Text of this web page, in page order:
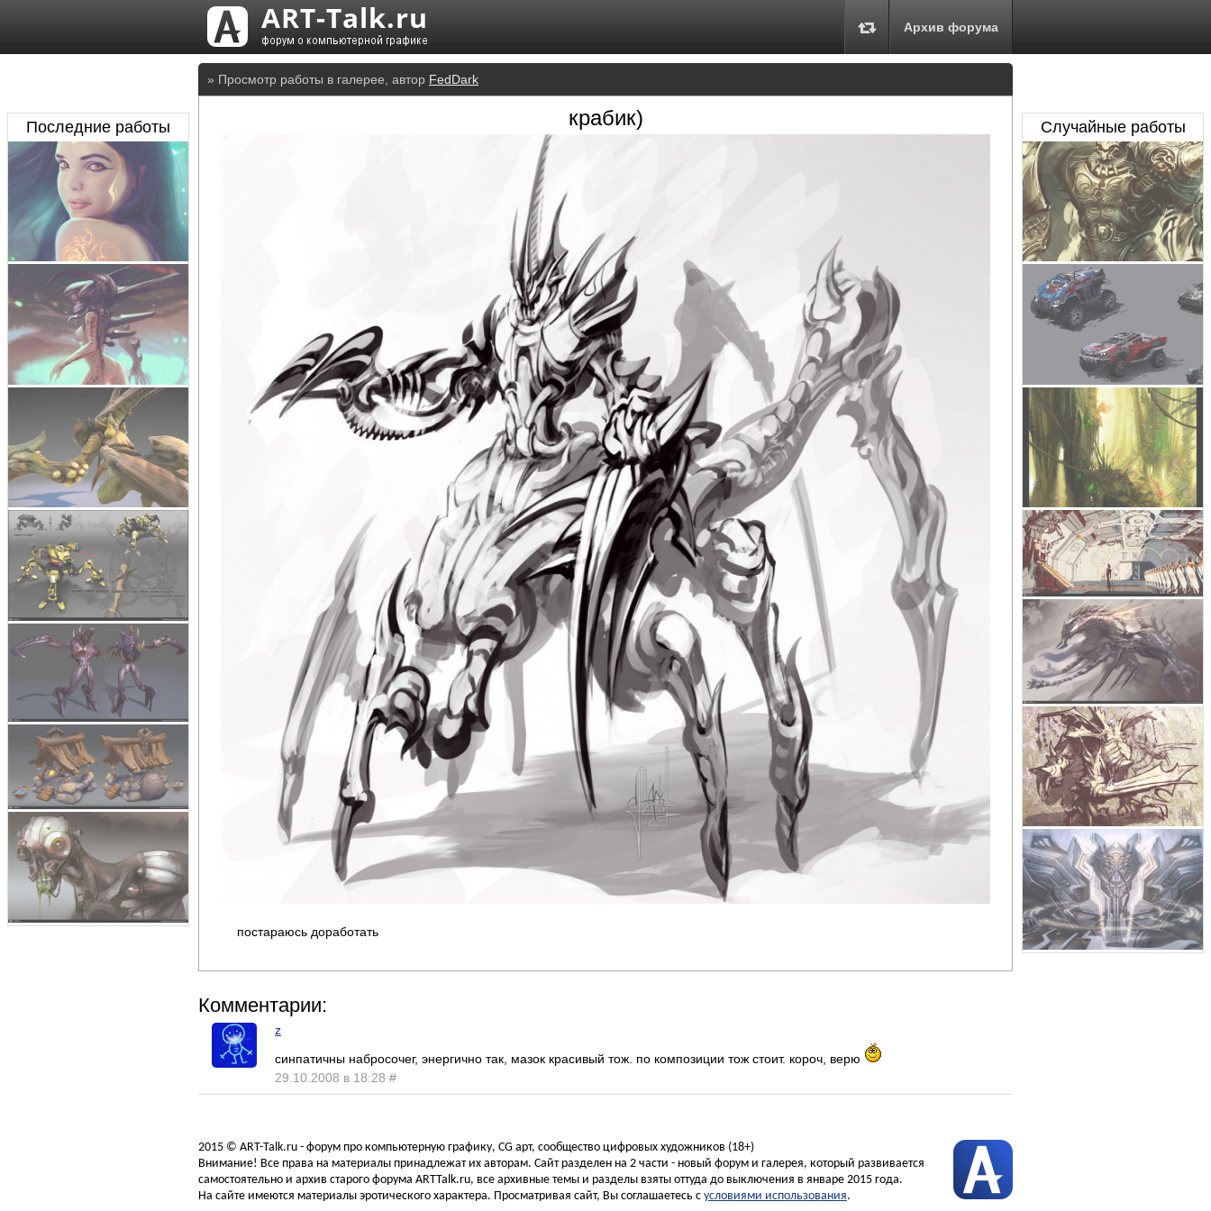
Архив форума
» Просмотр работы в галерее, автор FedDark
крабик)
постараюсь доработать
Комментарии:
z
синпатичны набросочег, энергично так, мазок красивый тож. по композиции тож стоит. короч, верю
29.10.2008 в 18:28 #
Последние работы Случайные работы
2015 © ART-Talk.ru - форум про компьютерную графику, CG арт, сообщество цифровых художников (18+)
Внимание! Все права на материалы принадлежат их авторам. Сайт разделен на 2 части - новый форум и галерея, который развивается
самостоятельно и архив старого форума ARTTalk.ru, все архивные темы и разделы взяты оттуда до выключения в январе 2015 года.
На сайте имеются материалы эротического характера. Просматривая сайт, Вы соглашаетесь с условиями использования.